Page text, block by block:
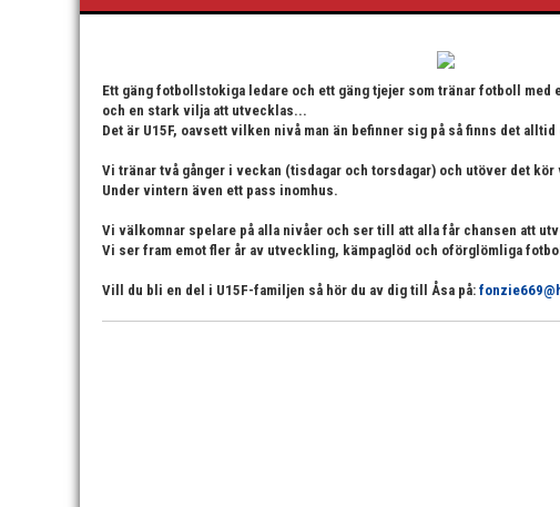
Ett gäng fotbollstokiga ledare och ett gäng tjejer som tränar fotboll med
och en stark vilja att utvecklas...
Det är U15F, oavsett vilken nivå man än befinner sig på så finns det
Vi tränar två gånger i veckan (tisdagar och torsdagar) och utöver det
Under vintern även ett pass inomhus.
Vi välkomnar spelare på alla nivåer och ser till att alla får chansen att
Vi ser fram emot fler år av utveckling, kämpaglöd och oförglömliga
Vill du bli en del i U15F-familjen så hör du av dig till Åsa på: